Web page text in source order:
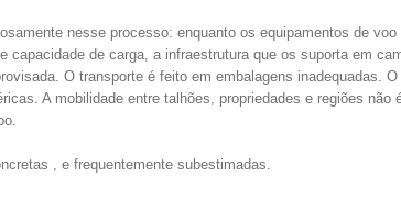
nesse processo: enquanto os equipamentos de voo
capacidade de carga, a infraestrutura que os suporta em
O transporte é feito em embalagens inadequadas. O
A mobilidade entre talhões, propriedades e regiões não
, e frequentemente subestimadas.